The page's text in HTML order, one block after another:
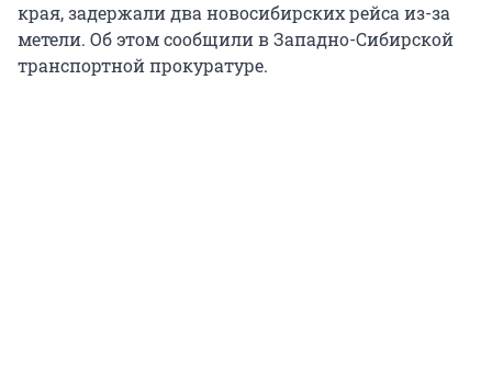
края, задержали два новосибирских рейса из-за
метели. Об этом сообщили в Западно-Сибирской
транспортной прокуратуре.